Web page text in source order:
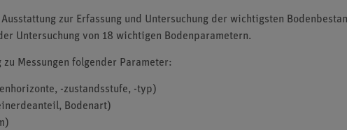
zur Erfassung und Untersuchung der wichtigsten
Untersuchung von 18 wichtigen Bodenparametern.
Messungen folgender Parameter:
-zustandsstufe, -typ)
Bodenart)